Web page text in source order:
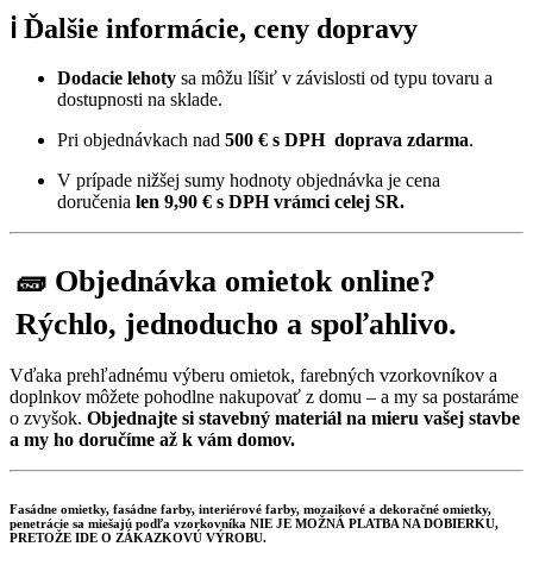
ℹ️ Ďalšie informácie, ceny dopravy
Dodacie lehoty sa môžu líšiť v závislosti od typu tovaru a
dostupnosti na sklade.
Pri objednávkach nad 500 € s DPH doprava zdarma.
V prípade nižšej sumy hodnoty objednávka je cena
doručenia len 9,90 € s DPH vrámci celej SR.
🧱 Objednávka omietok online?
Rýchlo, jednoducho a spoľahlivo.
Vďaka prehľadnému výberu omietok, farebných vzorkovníkov a
doplnkov môžete pohodlne nakupovať z domu – a my sa postaráme
o zvyšok. Objednajte si stavebný materiál na mieru vašej stavbe
a my ho doručíme až k vám domov.
Fasádne omietky, fasádne farby, interiérové farby, mozaikové a dekoračné omietky,
penetrácie sa miešajú podľa vzorkovníka NIE JE MOŽNÁ PLATBA NA DOBIERKU,
PRETOŽE IDE O ZÁKAZKOVÚ VÝROBU.